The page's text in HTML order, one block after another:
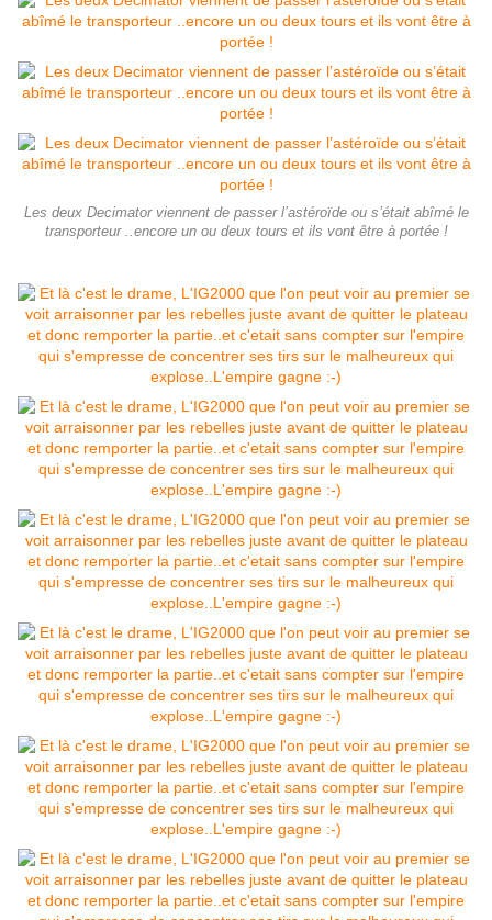
Les deux Decimator viennent de passer l’astéroïde ou s’était abîmé le
transporteur ..encore un ou deux tours et ils vont être à portée !